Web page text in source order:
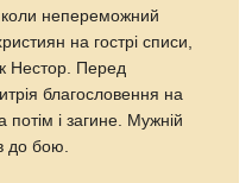
коли непереможний
на гострі списи,
Нестор. Перед
благословення на
і загине. Мужній
до бою.